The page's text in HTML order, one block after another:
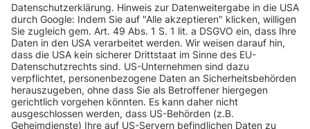
KUNDENSERVICE
INFORMATIONEN
ZAHLUNGSARTEN